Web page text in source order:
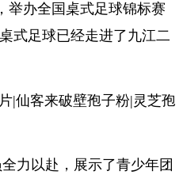
举办全国桌式足球锦标赛
式足球已经走进了九江二
力以赴，展示了青少年团